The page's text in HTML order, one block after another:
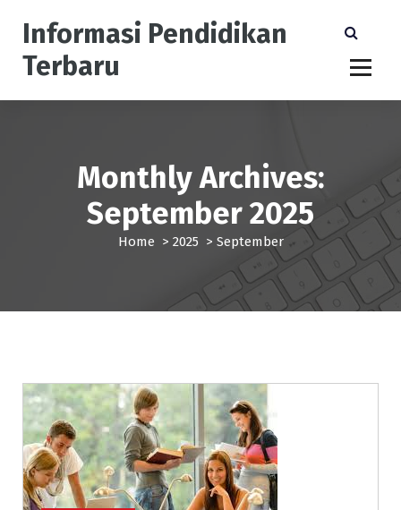
Informasi Pendidikan
Terbaru
Monthly Archives:
September 2025
Home > 2025 > September